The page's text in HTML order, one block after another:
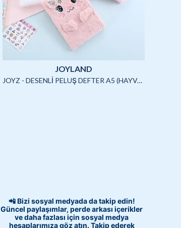
JOYLAND
JOYZ - DESENLİ PELUŞ DEFTER A5 (HAYVANLAR)-3/S
📲 Bizi sosyal medyada da takip edin!
Güncel paylaşımlar, perde arkası içerikler
ve daha fazlası için sosyal medya
hesaplarımıza göz atın. Takip ederek